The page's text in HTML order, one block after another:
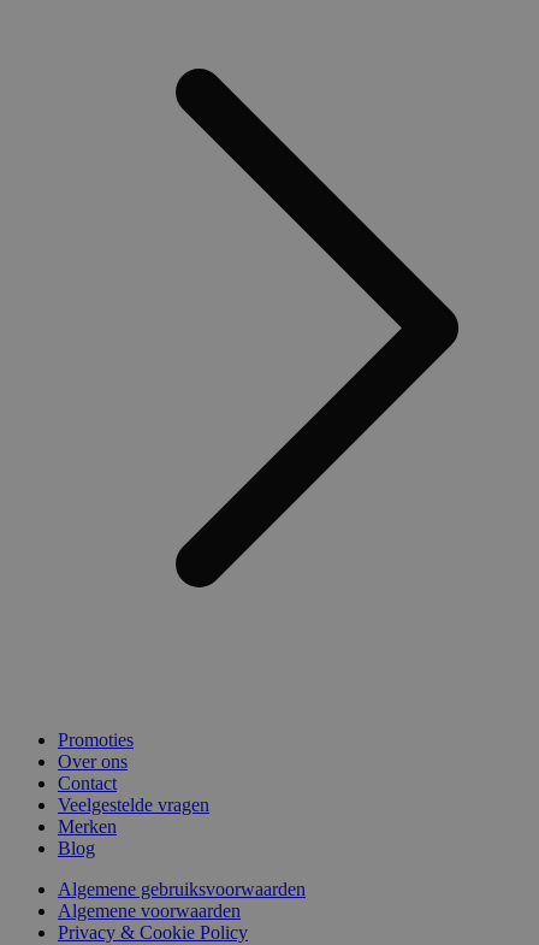
Promoties
Over ons
Contact
Veelgestelde vragen
Merken
Blog
Algemene gebruiksvoorwaarden
Algemene voorwaarden
Privacy & Cookie Policy